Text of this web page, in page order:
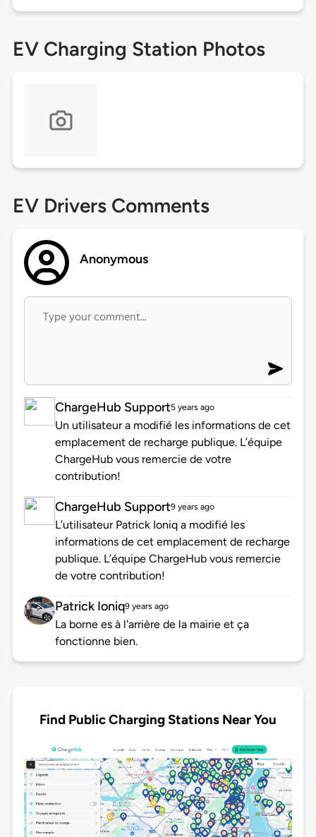
EV Charging Station Photos
EV Drivers Comments
Anonymous
ChargeHub Support5 years ago
Un utilisateur a modifié les informations de cet
emplacement de recharge publique. L’équipe
ChargeHub vous remercie de votre
contribution!
ChargeHub Support9 years ago
L’utilisateur Patrick Ioniq a modifié les
informations de cet emplacement de recharge
publique. L’équipe ChargeHub vous remercie
de votre contribution!
Patrick Ioniq9 years ago
La borne es à l'arrière de la mairie et ça
fonctionne bien.
Find Public Charging Stations Near You